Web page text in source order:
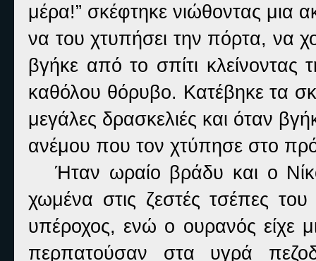
μέρα!” σκέφτηκε νιώθοντας μια
να του χτυπήσει την πόρτα, να
βγήκε από το σπίτι κλείνοντας
καθόλου θόρυβο. Κατέβηκε τα
μεγάλες δρασκελιές και όταν
ανέμου που τον χτύπησε στο
Ήταν ωραίο βράδυ και ο
χωμένα στις ζεστές τσέπες
υπέροχος, ενώ ο ουρανός είχε
περπατούσαν στα υγρά